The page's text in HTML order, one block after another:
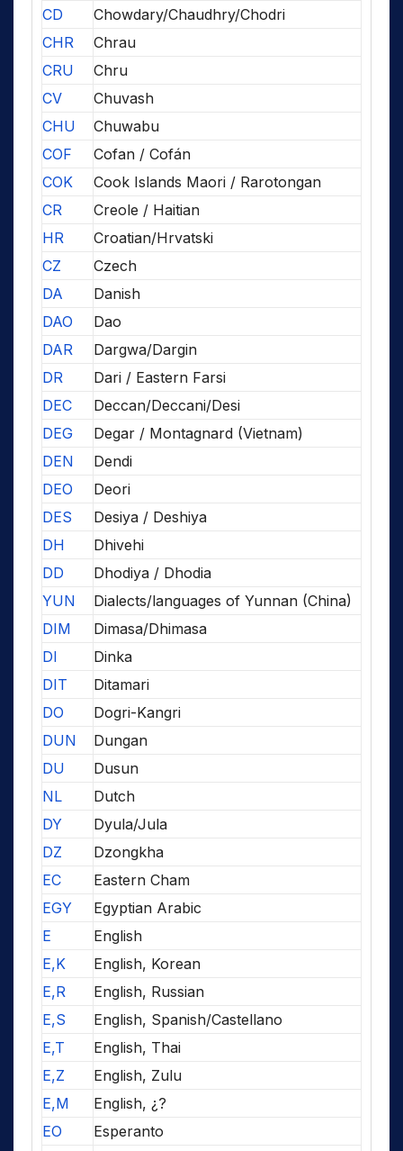
CD
Chowdary/Chaudhry/Chodri
CHR
Chrau
CRU
Chru
CV
Chuvash
CHU
Chuwabu
COF
Cofan / Cofán
COK
Cook Islands Maori / Rarotongan
CR
Creole / Haitian
HR
Croatian/Hrvatski
CZ
Czech
DA
Danish
DAO
Dao
DAR
Dargwa/Dargin
DR
Dari / Eastern Farsi
DEC
Deccan/Deccani/Desi
DEG
Degar / Montagnard (Vietnam)
DEN
Dendi
DEO
Deori
DES
Desiya / Deshiya
DH
Dhivehi
DD
Dhodiya / Dhodia
YUN
Dialects/languages of Yunnan (China)
DIM
Dimasa/Dhimasa
DI
Dinka
DIT
Ditamari
DO
Dogri-Kangri
DUN
Dungan
DU
Dusun
NL
Dutch
DY
Dyula/Jula
DZ
Dzongkha
EC
Eastern Cham
EGY
Egyptian Arabic
E
English
E,K
English, Korean
E,R
English, Russian
E,S
English, Spanish/Castellano
E,T
English, Thai
E,Z
English, Zulu
E,M
English, ¿?
EO
Esperanto